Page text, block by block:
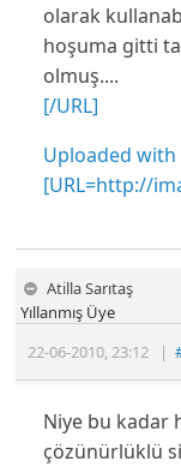
olarak
hoşuma gitti
olmuş....
[/URL]
Uploaded with
[URL=http://
Atilla Sarıtaş
22-06-2010,23:12 |
Yıllanmış Üye
Niye bu kadar
çözünürlüklü